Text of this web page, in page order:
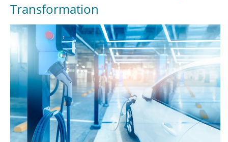
EPA
Conference
&
Exhibition
2025“
Transformation